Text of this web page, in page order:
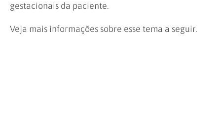
gestacionais da paciente.
Veja mais informações sobre esse tema a seguir.